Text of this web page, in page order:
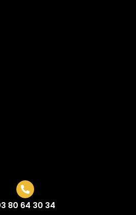
80 64 30 34